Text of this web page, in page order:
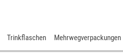
Trinkflaschen Mehrwegverpackungen